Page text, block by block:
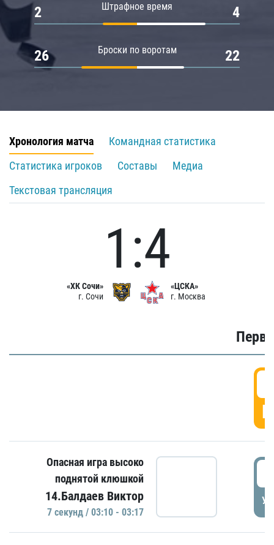
Штрафное время
2 4
Броски по воротам
26 22
Хронология матча
Командная статистика
Статистика игроков
Составы
Медиа
Текстовая трансляция
«ХК Сочи»
г. Сочи
1:4
«ЦСКА»
г. Москва
Опасная игра высоко
поднятой клюшкой
14.Балдаев Виктор
7 секунд / 03:10 - 03:17